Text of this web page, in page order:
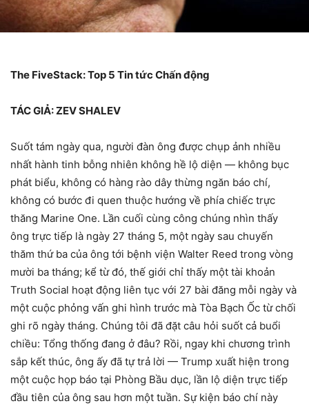
The FiveStack: Top 5 Tin tức Chấn động
TÁC GIẢ: ZEV SHALEV
Suốt tám ngày qua, người đàn ông được chụp ảnh nhiều
nhất hành tinh bỗng nhiên không hề lộ diện — không bục
phát biểu, không có hàng rào dây thừng ngăn báo chí,
không có bước đi quen thuộc hướng về phía chiếc trực
thăng Marine One. Lần cuối cùng công chúng nhìn thấy
ông trực tiếp là ngày 27 tháng 5, một ngày sau chuyến
thăm thứ ba của ông tới bệnh viện Walter Reed trong vòng
mười ba tháng; kể từ đó, thế giới chỉ thấy một tài khoản
Truth Social hoạt động liên tục với 27 bài đăng mỗi ngày và
một cuộc phỏng vấn ghi hình trước mà Tòa Bạch Ốc từ chối
ghi rõ ngày tháng. Chúng tôi đã đặt câu hỏi suốt cả buổi
chiều: Tổng thống đang ở đâu? Rồi, ngay khi chương trình
sắp kết thúc, ông ấy đã tự trả lời — Trump xuất hiện trong
một cuộc họp báo tại Phòng Bầu dục, lần lộ diện trực tiếp
đầu tiên của ông sau hơn một tuần. Sự kiện báo chí này